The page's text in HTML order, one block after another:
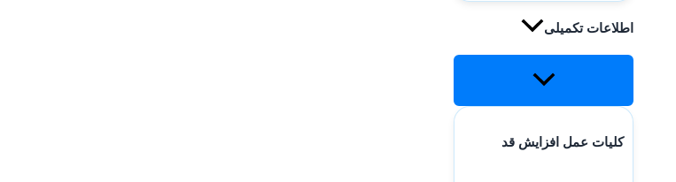
اطلاعات تکمیلی
کلیات عمل افزایش قد